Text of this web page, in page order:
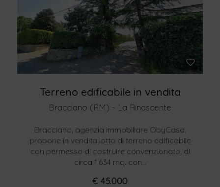
Terreno edificabile in vendita
Bracciano (RM) - La Rinascente
Bracciano, agenzia immobiliare ObyCasa,
propone in vendita lotto di terreno edificabile
con permesso di costruire convenzionato, di
circa 1.634 mq. con...
€ 45.000